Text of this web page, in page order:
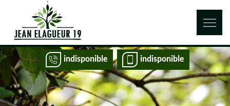
indisponible indisponible